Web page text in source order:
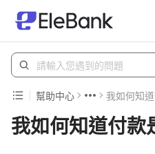
幫助中心 我如何知
我如何知道付款